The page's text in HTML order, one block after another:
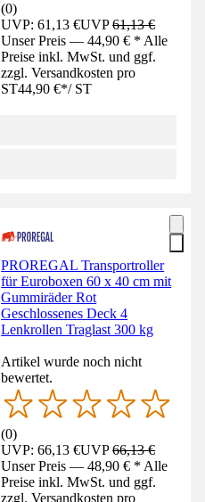
(0)
UVP: 61,13 €UVP61,13 €
Unser Preis — 44,90 € * Alle
Preise inkl. MwSt. und ggf.
zzgl. Versandkosten pro
ST44,90 €*/ ST
PROREGAL Transportroller
für Euroboxen 60 x 40 cm mit
Gummiräder Rot
Geschlossenes Deck 4
Lenkrollen Traglast 300 kg
Artikel wurde noch nicht
bewertet.
(0)
UVP: 66,13 €UVP66,13 €
Unser Preis — 48,90 € * Alle
Preise inkl. MwSt. und ggf.
zzgl. Versandkosten pro